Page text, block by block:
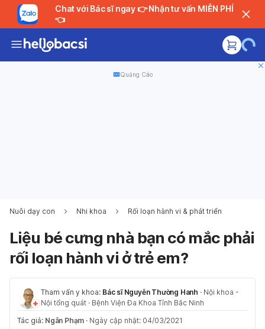
Chat với Bác sĩ ngay 👉 Nhận tư vấn MIỄN PHÍ
👈
Quảng Cáo
Nuôi dạy con Nhi khoa Rối loạn hành vi & phát triển
Liệu bé cưng nhà bạn có mắc phải
rối loạn hành vi ở trẻ em?
Tham vấn y khoa: Bác sĩ Nguyễn Thường Hanh · Nội khoa -
Nội tổng quát · Bệnh Viện Đa Khoa Tỉnh Bắc Ninh
Tác giả: Ngân Phạm · Ngày cập nhật: 04/03/2021